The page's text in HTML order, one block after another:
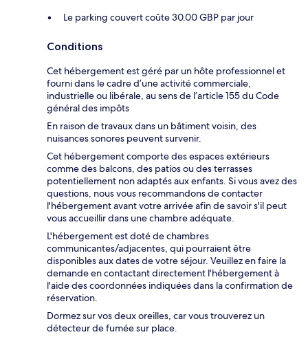
Le parking couvert coûte 30.00 GBP par jour
Conditions
Cet hébergement est géré par un hôte professionnel et
fourni dans le cadre d’une activité commerciale,
industrielle ou libérale, au sens de l’article 155 du Code
général des impôts
En raison de travaux dans un bâtiment voisin, des
nuisances sonores peuvent survenir.
Cet hébergement comporte des espaces extérieurs
comme des balcons, des patios ou des terrasses
potentiellement non adaptés aux enfants. Si vous avez des
questions, nous vous recommandons de contacter
l'hébergement avant votre arrivée afin de savoir s'il peut
vous accueillir dans une chambre adéquate.
L'hébergement est doté de chambres
communicantes/adjacentes, qui pourraient être
disponibles aux dates de votre séjour. Veuillez en faire la
demande en contactant directement l'hébergement à
l'aide des coordonnées indiquées dans la confirmation de
réservation.
Dormez sur vos deux oreilles, car vous trouverez un
détecteur de fumée sur place.